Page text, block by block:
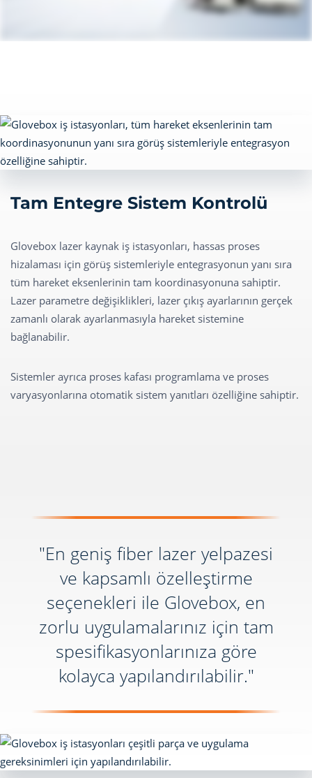
Tam Entegre Sistem Kontrolü
Glovebox lazer kaynak iş istasyonları, hassas proses
hizalaması için görüş sistemleriyle entegrasyonun yanı sıra
tüm hareket eksenlerinin tam koordinasyonuna sahiptir.
Lazer parametre değişiklikleri, lazer çıkış ayarlarının gerçek
zamanlı olarak ayarlanmasıyla hareket sistemine
bağlanabilir.
Sistemler ayrıca proses kafası programlama ve proses
varyasyonlarına otomatik sistem yanıtları özelliğine sahiptir.
"En geniş fiber lazer yelpazesi
ve kapsamlı özelleştirme
seçenekleri ile Glovebox, en
zorlu uygulamalarınız için tam
spesifikasyonlarınıza göre
kolayca yapılandırılabilir."